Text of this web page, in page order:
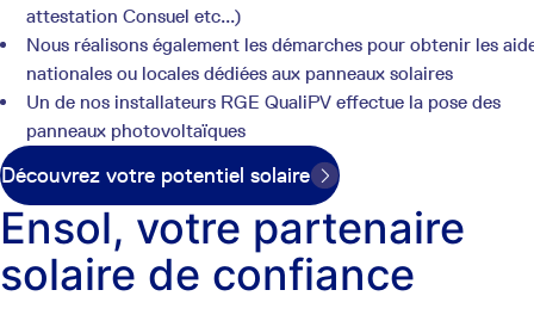
attestation Consuel etc...)
Nous réalisons également les démarches pour obtenir les
nationales ou locales dédiées aux panneaux solaires
Un de nos installateurs RGE QualiPV effectue la pose des
panneaux photovoltaïques
Découvrez votre potentiel solaire
Ensol, votre partenaire
solaire de confiance